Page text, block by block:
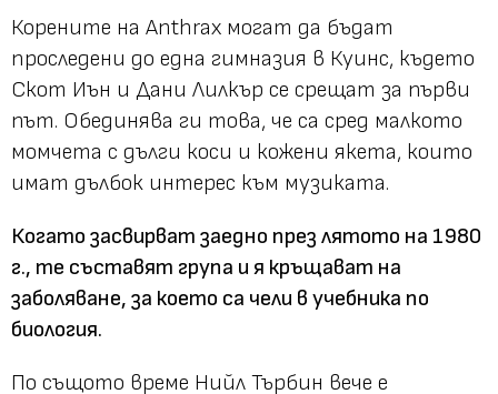
Корените на Anthrax могат да бъдат
проследени до една гимназия в Куинс, където
Скот Иън и Дани Лилкър се срещат за първи
път. Обединява ги това, че са сред малкото
момчета с дълги коси и кожени якета, които
имат дълбок интерес към музиката.
Когато засвирват заедно през лятото на 1980
г., те съставят група и я кръщават на
заболяване, за което са чели в учебника по
биология.
По същото време Нийл Търбин вече е